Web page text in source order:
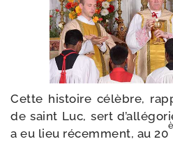
Cette his­toire célèbre,
de saint Luc, sert
a eu lieu récem­ment, au 20
è